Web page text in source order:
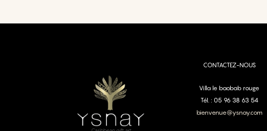
CONTACTEZ-NOUS
Villa le baobab rouge
Tél. : 05 96 38 63 54
bienvenue@ysnay.com